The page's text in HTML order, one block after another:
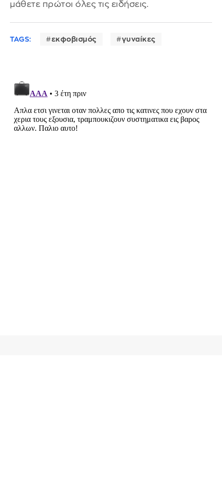
μάθετε πρώτοι όλες τις ειδήσεις.
TAGS: εκφοβισμός γυναίκες